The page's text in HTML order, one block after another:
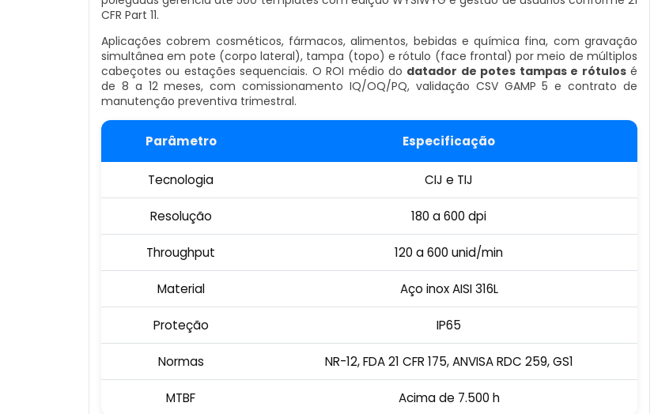
CFR Part 11.
Aplicações cobrem cosméticos, fármacos, alimentos, bebidas e química fina, com gravação
simultânea em pote (corpo lateral), tampa (topo) e rótulo (face frontal) por meio de múltiplos
cabeçotes ou estações sequenciais. O ROI médio do datador de potes tampas e rótulosé
de 8 a 12 meses, com comissionamento IQ/OQ/PQ, validação CSV GAMP 5 e contrato de
manutenção preventiva trimestral.
Parâmetro Especificação
Tecnologia CIJ e TIJ
Resolução 180 a 600 dpi
Throughput 120 a 600 unid/min
Material Aço inox AISI 316L
Proteção IP65
Normas NR-12, FDA 21 CFR 175, ANVISA RDC 259, GS1
MTBF Acima de 7.500 h